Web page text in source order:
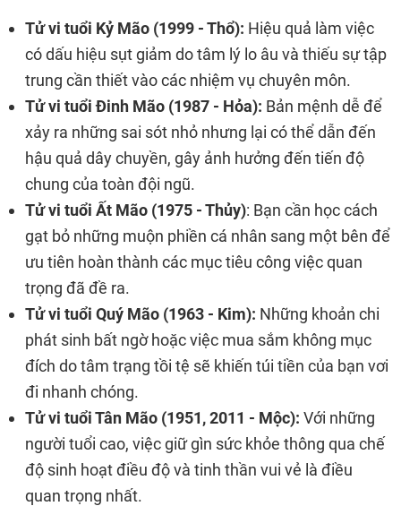
Tử vi tuổi Kỷ Mão (1999 - Thổ): Hiệu quả làm việc
có dấu hiệu sụt giảm do tâm lý lo âu và thiếu sự tập
trung cần thiết vào các nhiệm vụ chuyên môn.
Tử vi tuổi Đinh Mão (1987 - Hỏa): Bản mệnh dễ để
xảy ra những sai sót nhỏ nhưng lại có thể dẫn đến
hậu quả dây chuyền, gây ảnh hưởng đến tiến độ
chung của toàn đội ngũ.
Tử vi tuổi Ất Mão (1975 - Thủy): Bạn cần học cách
gạt bỏ những muộn phiền cá nhân sang một bên để
ưu tiên hoàn thành các mục tiêu công việc quan
trọng đã đề ra.
Tử vi tuổi Quý Mão (1963 - Kim): Những khoản chi
phát sinh bất ngờ hoặc việc mua sắm không mục
đích do tâm trạng tồi tệ sẽ khiến túi tiền của bạn vơi
đi nhanh chóng.
Tử vi tuổi Tân Mão (1951, 2011 - Mộc): Với những
người tuổi cao, việc giữ gìn sức khỏe thông qua chế
độ sinh hoạt điều độ và tinh thần vui vẻ là điều
quan trọng nhất.